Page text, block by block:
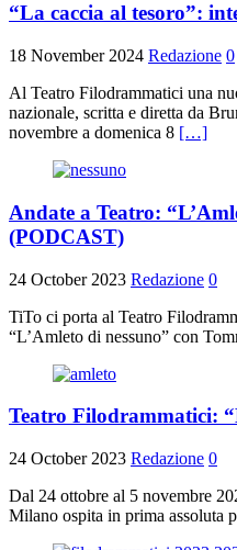
“La caccia al tesoro”:
18 November 2024 Redazione 0
Al Teatro Filodrammatici una
nazionale, scritta e diretta da
novembre a domenica 8 […]
Andate a Teatro:
(PODCAST)
24 October 2023 Redazione 0
TiTo ci porta al Teatro
“L’Amleto di nessuno” con
Teatro Filodrammatici:
24 October 2023 Redazione 0
Dal 24 ottobre al 5 novembre
Milano ospita in prima assoluta